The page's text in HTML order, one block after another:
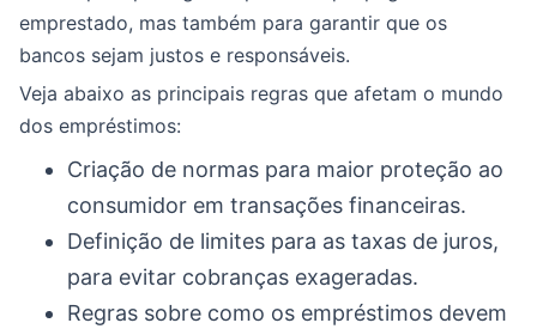
emprestado, mas também para garantir que os
bancos sejam justos e responsáveis.
Veja abaixo as principais regras que afetam o mundo
dos empréstimos:
Criação de normas para maior proteção ao
consumidor em transações financeiras.
Definição de limites para as taxas de juros,
para evitar cobranças exageradas.
Regras sobre como os empréstimos devem